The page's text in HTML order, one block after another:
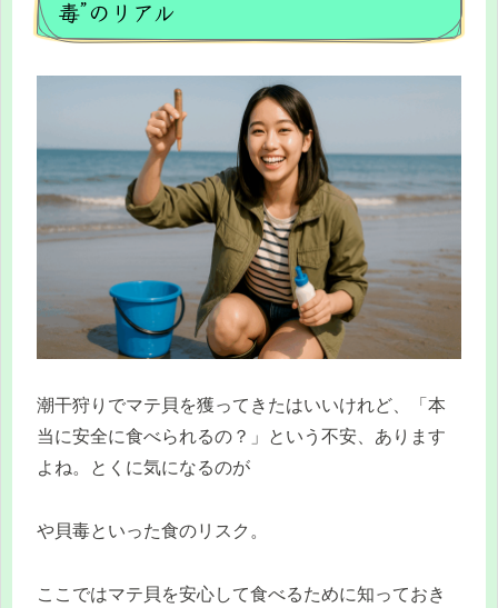
毒”のリアル
潮干狩りでマテ貝を獲ってきたはいいけれど、「本
当に安全に食べられるの？」という不安、あります
よね。とくに気になるのが
や貝毒といった食のリスク。
ここではマテ貝を安心して食べるために知っておき